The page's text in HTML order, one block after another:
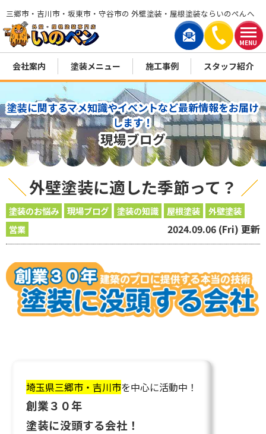
MENU
三郷市・吉川市・坂東市・守谷市の 外壁塗装・屋根塗装ならいのぺんへ
会社案内 塗装メニュー 施工事例 スタッフ紹介
塗装に関するマメ知識やイベントなど最新情報をお届け
します！
現場ブログ
外壁塗装に適した季節って？
塗装のお悩み 現場ブログ 塗装の知識 屋根塗装
外壁塗装
営業
2024.09.06 (Fri) 更新
埼玉県三郷市・吉川市を中心に活動中！
創業３０年
塗装に没頭する会社！